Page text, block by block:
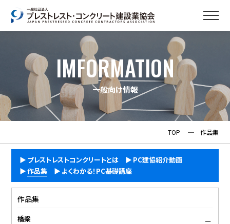
IMFORMATION
一般向け情報
TOP ─ 作品集
プレストレストコンクリートとは
PC建協紹介動画
作品集
よくわかる！PC基礎講座
作品集
橋梁